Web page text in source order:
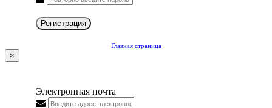
Регистрация
Главная страница
×
Электронная почта